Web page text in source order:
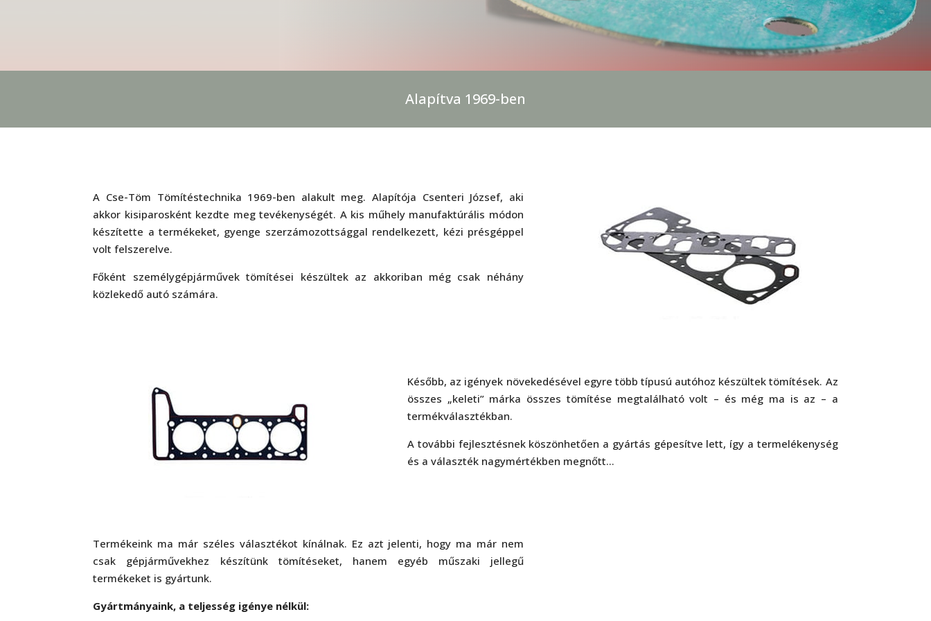
Alapítva 1969-ben
A Cse-Töm Tömítéstechnika 1969-ben alakult meg. Alapítója Csenteri József, aki
akkor kisiparosként kezdte meg tevékenységét. A kis műhely manufaktúrális módon
készítette a termékeket, gyenge szerzámozottsággal rendelkezett, kézi présgéppel
volt felszerelve.
Főként személygépjárművek tömítései készültek az akkoriban még csak néhány
közlekedő autó számára.
Később, az igények növekedésével egyre több típusú autóhoz készültek tömítések. Az
összes „keleti” márka összes tömítése megtalálható volt – és még ma is az – a
termékválasztékban.
A további fejlesztésnek köszönhetően a gyártás gépesítve lett, így a termelékenység
és a választék nagymértékben megnőtt…
Termékeink ma már széles választékot kínálnak. Ez azt jelenti, hogy ma már nem
csak gépjárművekhez készítünk tömítéseket, hanem egyéb műszaki jellegű
termékeket is gyártunk.
Gyártmányaink, a teljesség igénye nélkül: